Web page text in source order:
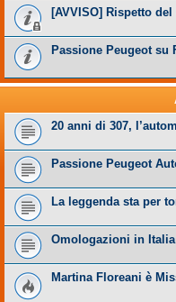
[AVVISO] Rispetto
Passione Peugeot su
20 anni di 307,
Passione Peugeot
La leggenda sta per
Omologazioni in
Martina Floreani è